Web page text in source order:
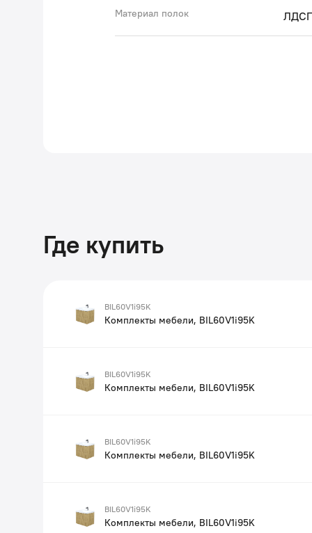
Материал полок
Где купить
BIL60V1i95K
Комплекты мебели, BIL60V1i95K
BIL60V1i95K
Комплекты мебели, BIL60V1i95K
BIL60V1i95K
Комплекты мебели, BIL60V1i95K
BIL60V1i95K
Комплекты мебели, BIL60V1i95K